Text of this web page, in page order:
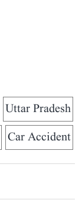
Uttar Pradesh
Car Accident